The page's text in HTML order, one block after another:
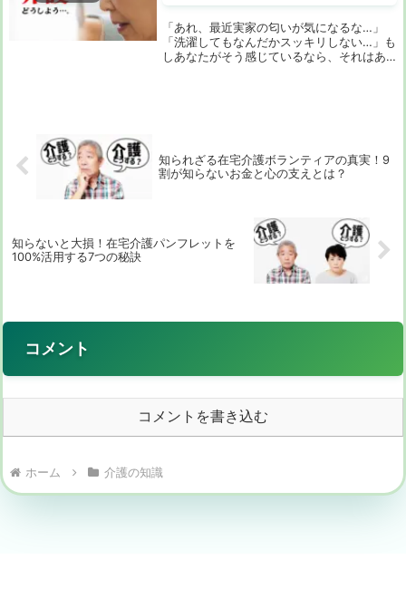
「あれ、最近実家の匂いが気になるな…」
「洗濯してもなんだかスッキリしない…」も
しあなたがそう感じているなら、それはあ
知られざる在宅介護ボランティアの真実！9
割が知らないお金と心の支えとは？
知らないと大損！在宅介護パンフレットを
100%活用する7つの秘訣
コメント
コメントを書き込む
ホーム 介護の知識